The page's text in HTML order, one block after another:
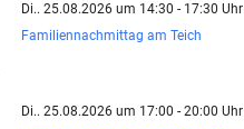
Di.. 25.08.2026 um 14:30 - 17:30 Uhr
Familiennachmittag am Teich
Di.. 25.08.2026 um 17:00 - 20:00 Uhr